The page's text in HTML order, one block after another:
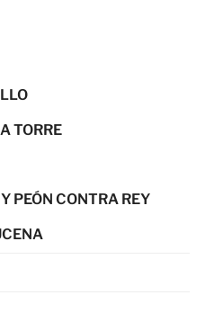
TORRE
PEÓN CONTRA REY